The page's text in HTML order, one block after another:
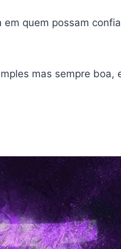
quem possam
mas sempre boa,